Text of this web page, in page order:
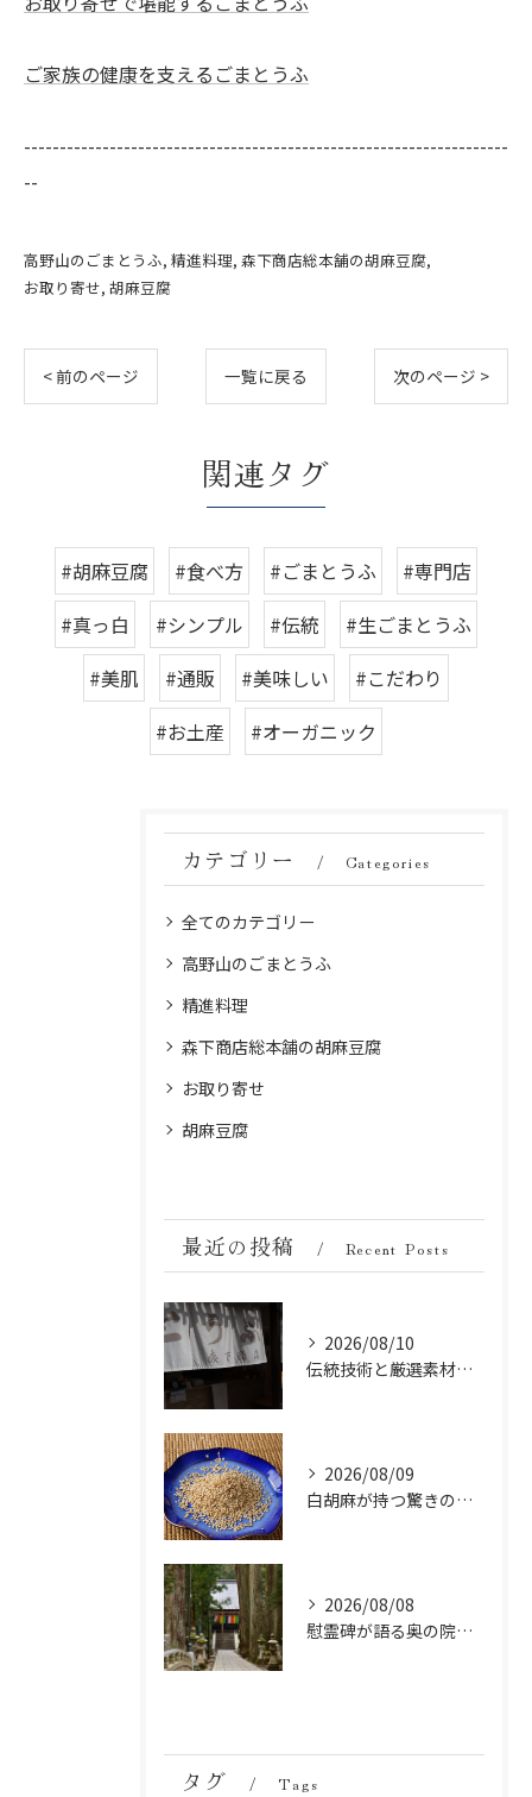
ご家族の健康を支えるごまとうふ
--------------------------------------------------------------------
--
高野山のごまとうふ 精進料理 森下商店総本舗の胡麻豆腐
お取り寄せ 胡麻豆腐
< 前のページ 一覧に戻る 次のページ >
関連タグ
#胡麻豆腐 #食べ方 #ごまとうふ
#専門店
#真っ白
#シンプル #伝統
#生ごまとうふ
#美肌
#通販 #美味しい
#こだわり
#お土産
#オーガニック
カテゴリー Categories
全てのカテゴリー
高野山のごまとうふ
精進料理
森下商店総本舗の胡麻豆腐
お取り寄せ
胡麻豆腐
最近の投稿 Recent Posts
2026/08/10
伝統技術と厳選素材が織りなす森下商店の胡麻豆腐の深い味わい
2026/08/09
白胡麻が持つ驚きの美容成分とは？ビタミンとミネラルの秘密
2026/08/08
慰霊碑が語る奥の院の過去：祈りと歴史の中間地点
タグ Tags